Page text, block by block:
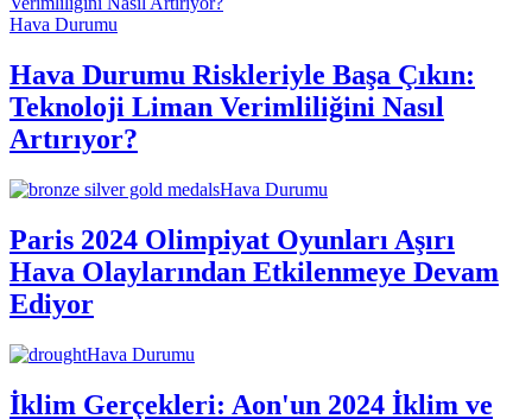
Hava Durumu
Hava Durumu Riskleriyle Başa Çıkın:
Teknoloji Liman Verimliliğini Nasıl
Artırıyor?
Hava Durumu
Paris 2024 Olimpiyat Oyunları Aşırı
Hava Olaylarından Etkilenmeye Devam
Ediyor
Hava Durumu
İklim Gerçekleri: Aon'un 2024 İklim ve